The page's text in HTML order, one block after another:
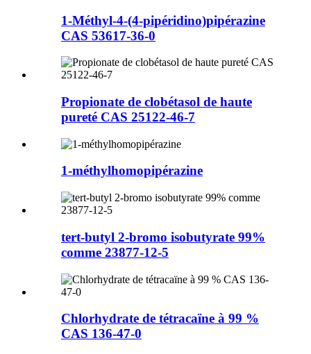
1-Méthyl-4-(4-pipéridino)pipérazine
CAS 53617-36-0
Propionate de clobétasol de haute
pureté CAS 25122-46-7
1-méthylhomopipérazine
tert-butyl 2-bromo isobutyrate 99%
comme 23877-12-5
Chlorhydrate de tétracaïne à 99 %
CAS 136-47-0